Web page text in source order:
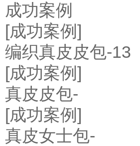
成功案例
[成功案例]
编织真皮皮包-13
[成功案例]
真皮皮包-
[成功案例]
真皮女士包-